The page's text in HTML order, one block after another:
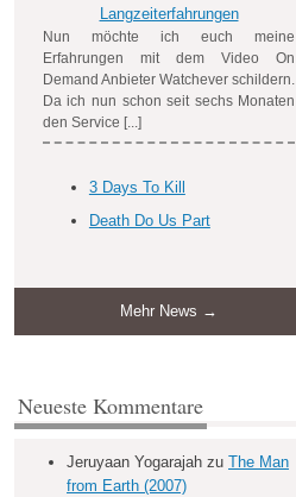
Langzeiterfahrungen
Nun möchte ich euch meine
Erfahrungen mit dem Video On
Demand Anbieter Watchever schildern.
Da ich nun schon seit sechs Monaten
den Service [...]
3 Days To Kill
Death Do Us Part
Mehr News →
Neueste Kommentare
Jeruyaan Yogarajah zu The Man
from Earth (2007)